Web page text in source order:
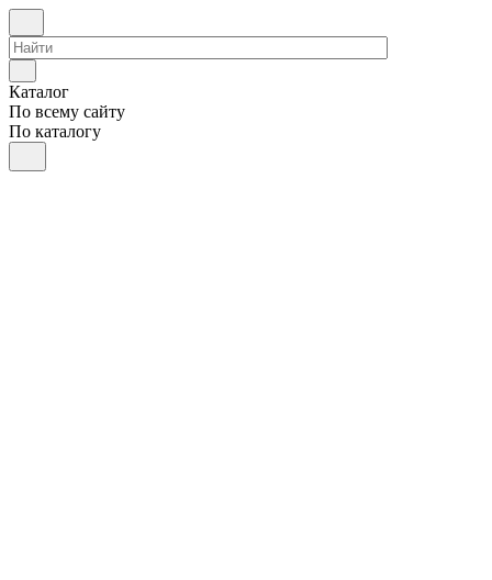
Каталог
По всему сайту
По каталогу